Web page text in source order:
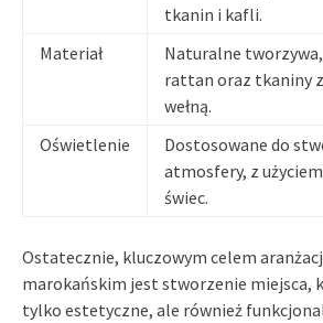
tkanin i kafli.
Materiał
Naturalne
rattan oraz tkaniny
wełną.
Oświetlenie
Dostosowane do
atmosfery, z
świec.
Ostatecznie, kluczowym celem
marokańskim jest stworzenie miejsca,
tylko estetyczne, ale również